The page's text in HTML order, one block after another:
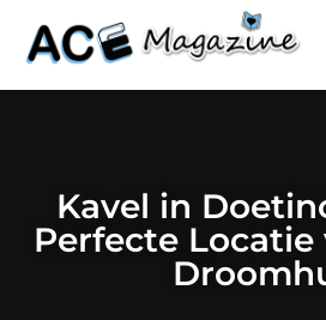
Kavel in
Perfecte